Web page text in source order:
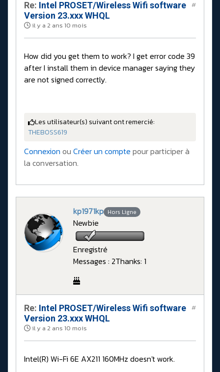
Re: Intel PROSET/Wireless Wifi software
Version 23.xxx WHQL
il y a 2 ans 10 mois
#
How did you get them to work? I get error code 39
after I install them in device manager saying they
are not signed correctly.
Les utilisateur(s) suivant ont remercié:
THEBOSS619
Connexion ou Créer un compte pour participer à
la conversation.
kp1971kp Hors Ligne
Newbie
Enregistré
Messages : 2Thanks: 1
Re: Intel PROSET/Wireless Wifi software
Version 23.xxx WHQL
il y a 2 ans 10 mois
#
Intel(R) Wi-Fi 6E AX211 160MHz doesn't work.